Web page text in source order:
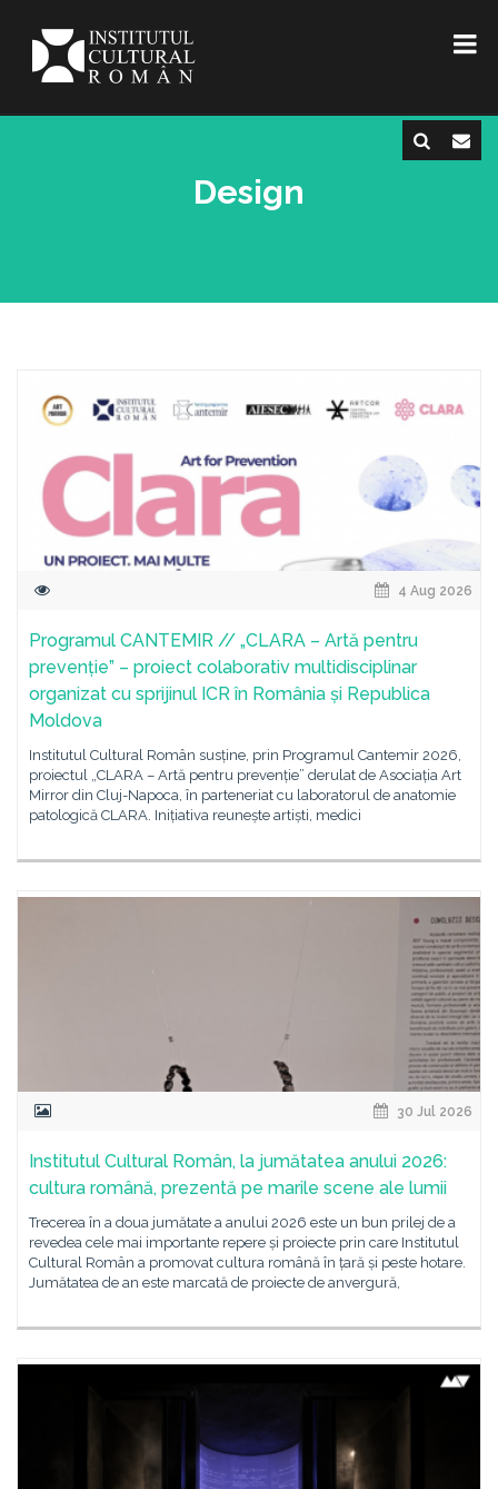
Design
4 Aug 2026
Programul CANTEMIR // „CLARA – Artă pentru
prevenție” – proiect colaborativ multidisciplinar
organizat cu sprijinul ICR în România și Republica
Moldova
Institutul Cultural Român susține, prin Programul Cantemir 2026,
proiectul „CLARA – Artă pentru prevenție” derulat de Asociația Art
Mirror din Cluj-Napoca, în parteneriat cu laboratorul de anatomie
patologică CLARA. Inițiativa reunește artiști, medici
30 Jul 2026
Institutul Cultural Român, la jumătatea anului 2026:
cultura română, prezentă pe marile scene ale lumii
Trecerea în a doua jumătate a anului 2026 este un bun prilej de a
revedea cele mai importante repere și proiecte prin care Institutul
Cultural Român a promovat cultura română în țară și peste hotare.
Jumătatea de an este marcată de proiecte de anvergură,